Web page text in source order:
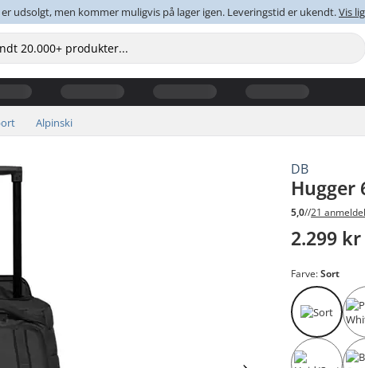
udsolgt, men kommer muligvis på lager igen. Leveringstid er ukendt.Vis
Alpinski
DB
Hugger
5,0//21
2.299 kr
Farve:Sort